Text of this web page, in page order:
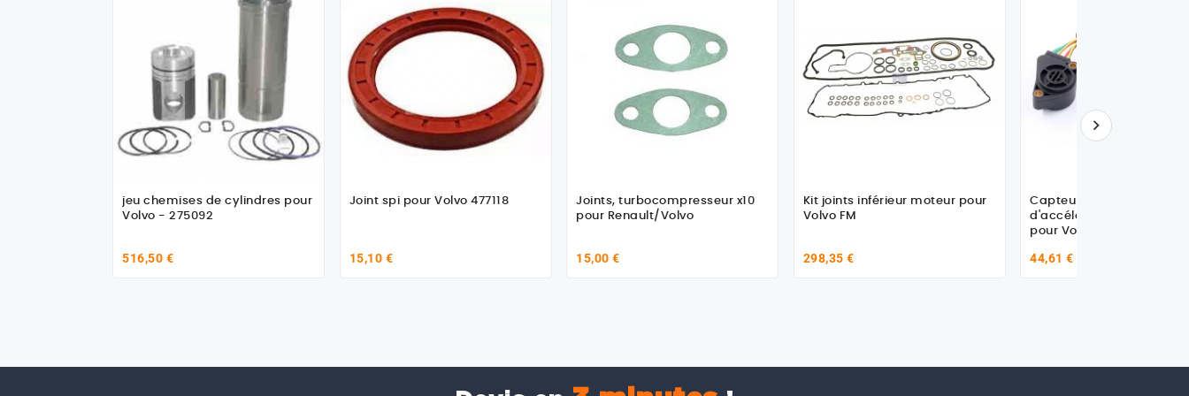
jeu chemises de cylindres pour
Volvo - 275092
516,50 €
Joint spi pour Volvo 477118
15,10 €
Joints, turbocompresseur x10
pour Renault/Volvo
15,00 €
Kit joints inférieur moteur pour
Volvo FM
298,35 €
Capteur, pédale
d'accélérateur,
pour Volvo - 1063332
44,61 €
